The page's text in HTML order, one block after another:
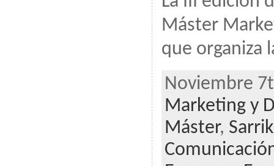
Máster
que organiza
Noviembre
Marketing y
Máster,